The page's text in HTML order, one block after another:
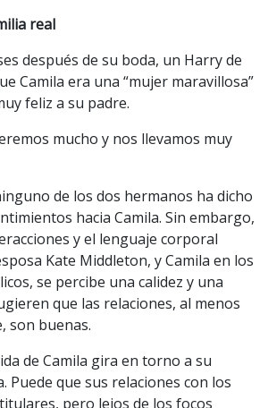
real
después de su boda, un Harry de
Camila era una “mujer maravillosa”
feliz a su padre.
mucho y nos llevamos muy
de los dos hermanos ha dicho
hacia Camila. Sin embargo,
y el lenguaje corporal
Kate Middleton, y Camila en los
se percibe una calidez y una
que las relaciones, al menos
son buenas.
de Camila gira en torno a su
Puede que sus relaciones con los
pero lejos de los focos